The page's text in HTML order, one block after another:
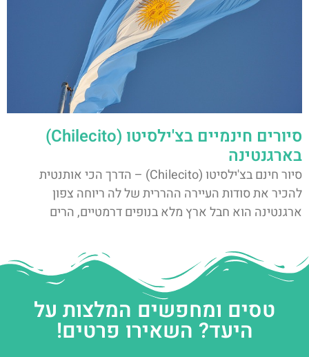
סיורים חינמיים בצ'ילסיטו (Chilecito)
בארגנטינה
סיור חינם בצ'ילסיטו (Chilecito) – הדרך הכי אותנטית
להכיר את סודות העיירה ההררית של לה ריוחה צפון
ארגנטינה הוא חבל ארץ מלא בנופים דרמטיים, הרים
טסים ומחפשים המלצות על
היעד? השאירו פרטים!